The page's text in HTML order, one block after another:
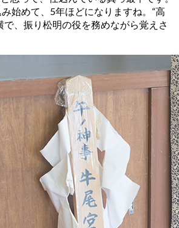
始めて、5年ほどになりますね。“高
で、振り松明の役を務めながら覚えさ